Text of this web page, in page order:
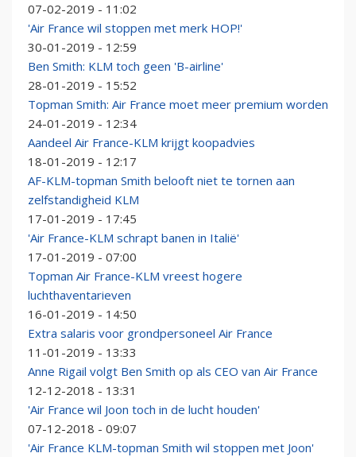
07-02-2019 - 11:02
'Air France wil stoppen met merk HOP!'
30-01-2019 - 12:59
Ben Smith: KLM toch geen 'B-airline'
28-01-2019 - 15:52
Topman Smith: Air France moet meer premium worden
24-01-2019 - 12:34
Aandeel Air France-KLM krijgt koopadvies
18-01-2019 - 12:17
AF-KLM-topman Smith belooft niet te tornen aan
zelfstandigheid KLM
17-01-2019 - 17:45
'Air France-KLM schrapt banen in Italië'
17-01-2019 - 07:00
Topman Air France-KLM vreest hogere
luchthaventarieven
16-01-2019 - 14:50
Extra salaris voor grondpersoneel Air France
11-01-2019 - 13:33
Anne Rigail volgt Ben Smith op als CEO van Air France
12-12-2018 - 13:31
'Air France wil Joon toch in de lucht houden'
07-12-2018 - 09:07
'Air France KLM-topman Smith wil stoppen met Joon'